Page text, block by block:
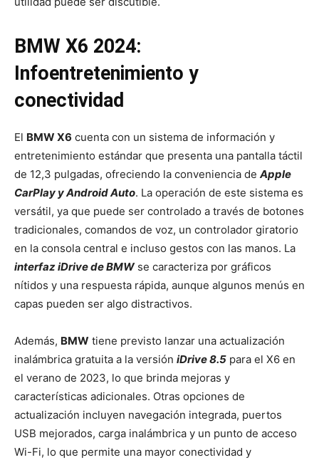
BMW X6 2024:
Infoentretenimiento y
conectividad
El BMW X6 cuenta con un sistema de información y
entretenimiento estándar que presenta una pantalla táctil
de 12,3 pulgadas, ofreciendo la conveniencia de Apple
CarPlay y Android Auto. La operación de este sistema es
versátil, ya que puede ser controlado a través de botones
tradicionales, comandos de voz, un controlador giratorio
en la consola central e incluso gestos con las manos. La
interfaz iDrive de BMWse caracteriza por gráficos
nítidos y una respuesta rápida, aunque algunos menús en
capas pueden ser algo distractivos.
Además, BMW tiene previsto lanzar una actualización
inalámbrica gratuita a la versión iDrive 8.5 para el X6 en
el verano de 2023, lo que brinda mejoras y
características adicionales. Otras opciones de
actualización incluyen navegación integrada, puertos
USB mejorados, carga inalámbrica y un punto de acceso
Wi-Fi, lo que permite una mayor conectividad y